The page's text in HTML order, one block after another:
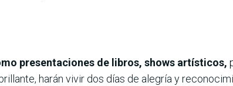
presentaciones de libros, shows artísticos,
harán vivir dos días de alegría y